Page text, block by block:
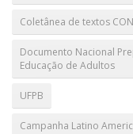
Coletânea de textos
Documento Nacional
Educação de Adultos
UFPB
Campanha Latino